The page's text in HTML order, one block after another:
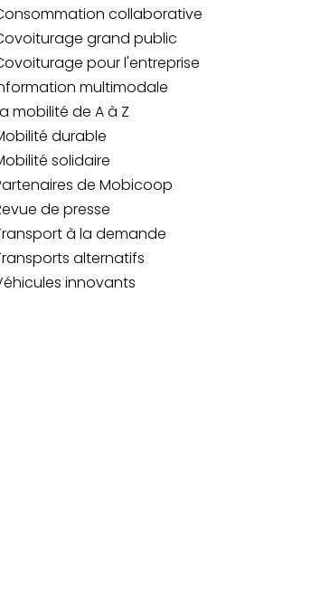
collaborative
grand public
pour l'entreprise
multimodale
mobilité de A à Z
durable
solidaire
de Mobicoop
de presse
à la demande
alternatifs
innovants